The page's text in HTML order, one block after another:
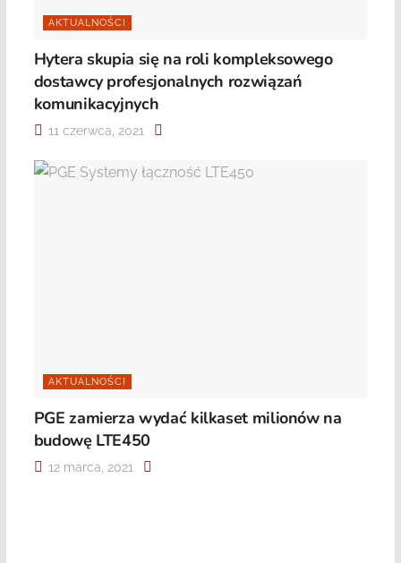
AKTUALNOŚCI
Hytera skupia się na roli kompleksowego
dostawcy profesjonalnych rozwiązań
komunikacyjnych
11 czerwca, 2021
AKTUALNOŚCI
PGE zamierza wydać kilkaset milionów na
budowę LTE450
12 marca, 2021